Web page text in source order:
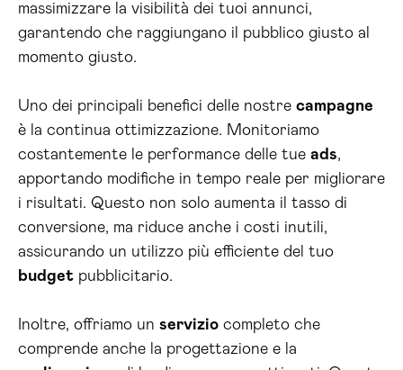
massimizzare la visibilità dei tuoi annunci,
garantendo che raggiungano il pubblico giusto al
momento giusto.
Uno dei principali benefici delle nostre campagne
è la continua ottimizzazione. Monitoriamo
costantemente le performance delle tue ads,
apportando modifiche in tempo reale per migliorare
i risultati. Questo non solo aumenta il tasso di
conversione, ma riduce anche i costi inutili,
assicurando un utilizzo più efficiente del tuo
budget pubblicitario.
Inoltre, offriamo un servizio completo che
comprende anche la progettazione e la